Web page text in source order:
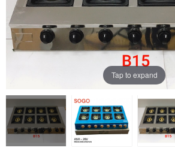
Tap to expand